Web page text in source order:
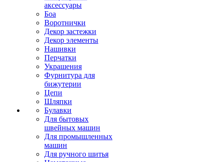
аксессуары
Боа
Воротнички
Декор застежки
Декор элементы
Нашивки
Перчатки
Украшения
Фурнитура для
бижутерии
Цепи
Шляпки
Булавки
Для бытовых
швейных машин
Для промышленных
машин
Для ручного шитья